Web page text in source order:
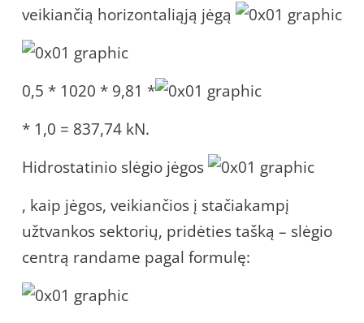
veikiančią horizontaliąją jėgą
0,5 * 1020 * 9,81 *
* 1,0 = 837,74 kN.
Hidrostatinio slėgio jėgos
, kaip jėgos, veikiančios į stačiakampį
užtvankos sektorių, pridėties tašką – slėgio
centrą randame pagal formulę: